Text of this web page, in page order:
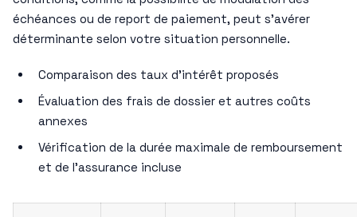
échéances ou de report de paiement, peut s’avérer
déterminante selon votre situation personnelle.
Comparaison des taux d’intérêt proposés
Évaluation des frais de dossier et autres coûts
annexes
Vérification de la durée maximale de remboursement
et de l’assurance incluse